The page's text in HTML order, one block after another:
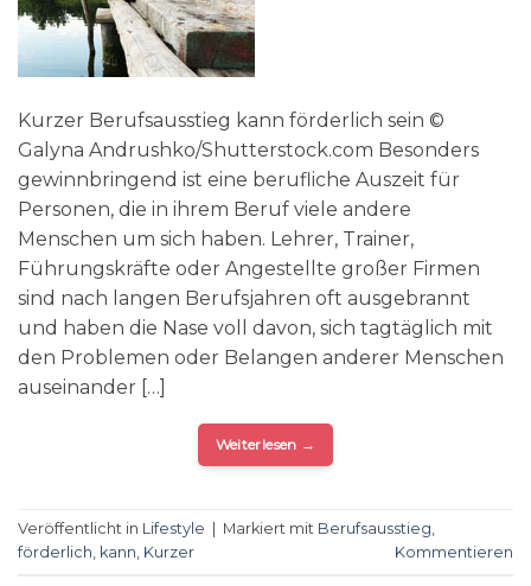
Kurzer Berufsausstieg kann förderlich sein ©
Galyna Andrushko/Shutterstock.com Besonders
gewinnbringend ist eine berufliche Auszeit für
Personen, die in ihrem Beruf viele andere
Menschen um sich haben. Lehrer, Trainer,
Führungskräfte oder Angestellte großer Firmen
sind nach langen Berufsjahren oft ausgebrannt
und haben die Nase voll davon, sich tagtäglich mit
den Problemen oder Belangen anderer Menschen
auseinander […]
Weiterlesen →
Veröffentlicht in Lifestyle Markiert mit Berufsausstieg
förderlich kann Kurzer Kommentieren